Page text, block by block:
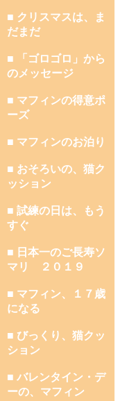
■ クリスマスは、ま
だまだ
■ 「ゴロゴロ」から
のメッセージ
■ マフィンの得意ポ
ーズ
■ マフィンのお泊り
■ おそろいの、猫ク
ッション
■ 試練の日は、もう
すぐ
■ 日本一のご長寿ソ
マリ ２０１９
■ マフィン、１７歳
になる
■ びっくり、猫クッ
ション
■ バレンタイン・デ
ーの、マフィン